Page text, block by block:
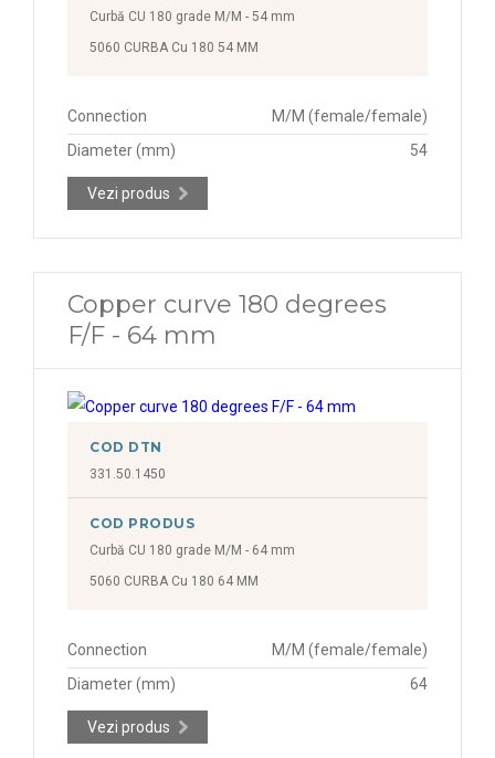
Curbă CU 180 grade M/M - 54 mm
5060 CURBA Cu 180 54 MM
Connection
M/M (female/female)
Diameter (mm)
54
Vezi produs
Copper curve 180 degrees
F/F - 64 mm
COD DTN
331.50.1450
COD PRODUS
Curbă CU 180 grade M/M - 64 mm
5060 CURBA Cu 180 64 MM
Connection
M/M (female/female)
Diameter (mm)
64
Vezi produs